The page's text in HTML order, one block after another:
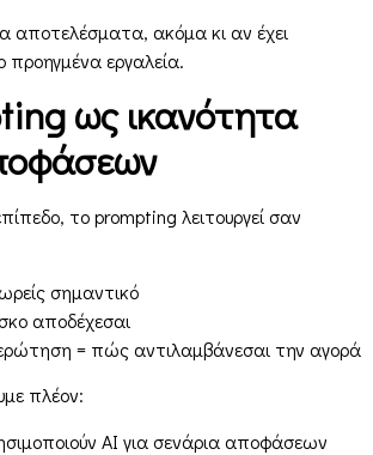
αποτελέσματα, ακόμα κι αν έχει
εργαλεία.
ως ικανότητα
το prompting λειτουργεί σαν
σημαντικό
αποδέχεσαι
= πώς αντιλαμβάνεσαι την αγορά
πλέον:
AI για σενάρια αποφάσεων